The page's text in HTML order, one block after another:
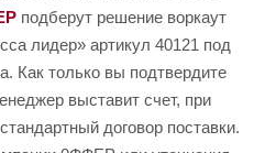
подберут решение воркаут
лидер» артикул 40121 под
Как только вы подтвердите
выставит счет, при
договор поставки.